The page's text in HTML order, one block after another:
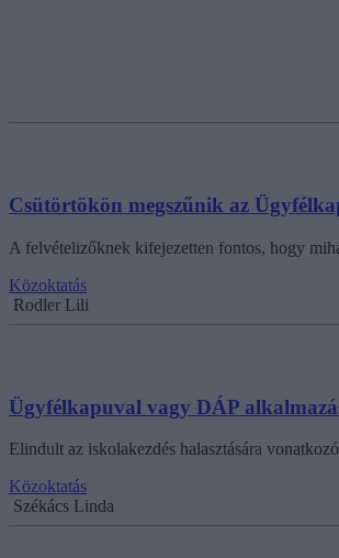
Csütörtökön megszűnik az
A felvételizőknek kifejezetten fontos, hogy
Közoktatás
Rodler Lili
Ügyfélkapuval vagy DÁP
Elindult az iskolakezdés halasztására
Közoktatás
Székács Linda